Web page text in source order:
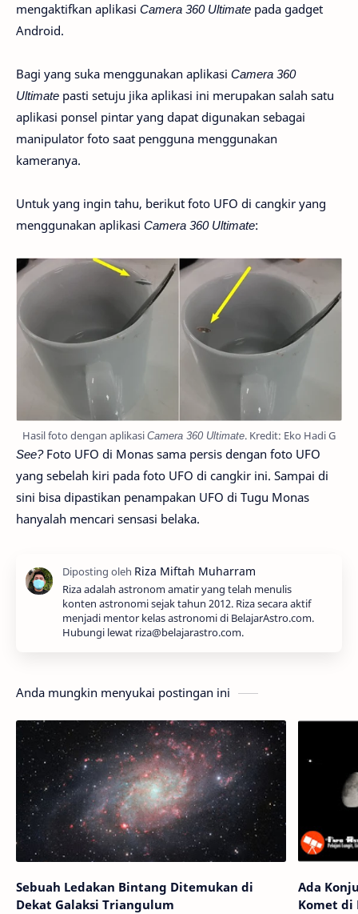
mengaktifkan aplikasi Camera 360 Ultimate pada gadget
Android.
Bagi yang suka menggunakan aplikasi Camera 360
Ultimate pasti setuju jika aplikasi ini merupakan salah satu
aplikasi ponsel pintar yang dapat digunakan sebagai
manipulator foto saat pengguna menggunakan
kameranya.
Untuk yang ingin tahu, berikut foto UFO di cangkir yang
menggunakan aplikasi Camera 360 Ultimate:
Hasil foto dengan aplikasiCamera 360 Ultimate. Kredit: Eko Hadi G
See?Foto UFO di Monas sama persis dengan foto UFO
yang sebelah kiri pada foto UFO di cangkir ini. Sampai di
sini bisa dipastikan penampakan UFO di Tugu Monas
hanyalah mencari sensasi belaka.
Riza adalah astronom amatir yang telah menulis
konten astronomi sejak tahun 2012. Riza secara aktif
menjadi mentor kelas astronomi di BelajarAstro.com.
Hubungi lewat riza@belajarastro.com.
Anda mungkin menyukai postingan ini
Sebuah Ledakan Bintang Ditemukan di
Dekat Galaksi Triangulum
Ada
Komet di